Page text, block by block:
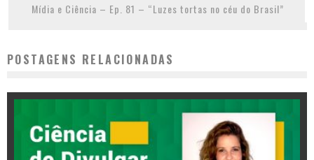
Mídia e Ciência – Ep. 81 – “Luzes tortas no céu do Brasil”
POSTAGENS RELACIONADAS